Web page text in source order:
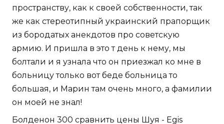
пространству, как к своей собственности, так
же как стереотипный украинский прапорщик
из бородатых анекдотов про советскую
армию. И пришла в это т день к нему, мы
болтали и я узнала что он приезжал ко мне в
больницу только вот беде больница то
большая, и Марин там очень много, а фамилии
он моей не знал!
Болденон 300 сравнить цены Шуя - Egis